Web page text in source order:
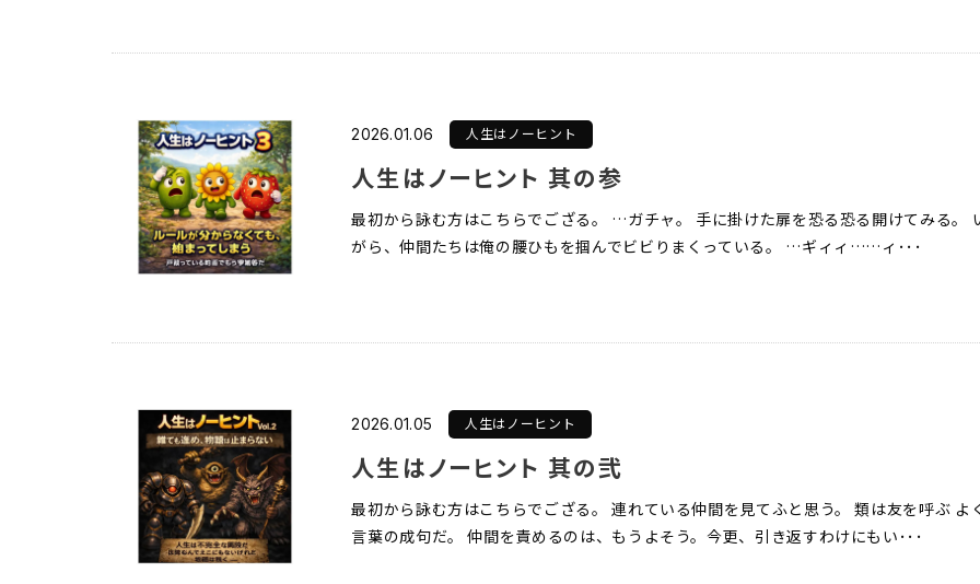
2026.01.06 人生はノーヒント
人生はノーヒント 其の参
最初から詠む方はこちらでござる。 …ガチャ。 手に掛けた扉を恐る恐る開けてみる。
がら、仲間たちは俺の腰ひもを掴んでビビりまくっている。 …ギィィ……ィ･･･
2026.01.05 人生はノーヒント
人生はノーヒント 其の弐
最初から詠む方はこちらでござる。 連れている仲間を見てふと思う。 類は友を呼ぶ よ
言葉の成句だ。 仲間を責めるのは、もうよそう。今更、引き返すわけにもい･･･